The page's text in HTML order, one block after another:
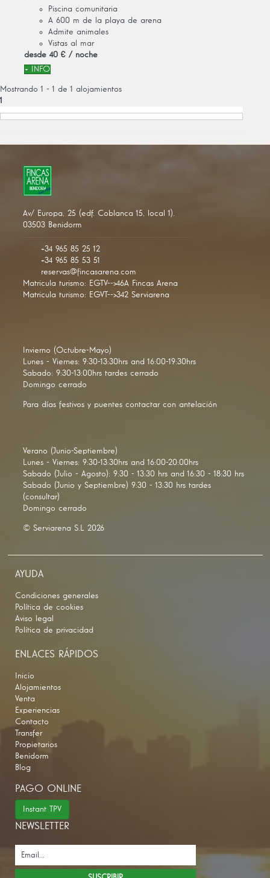
Piscina comunitaria
A 600 m de la playa de arena
Admite animales
Vistas al mar
desde 40 € / noche
+ INFO
Mostrando 1 - 1 de 1 alojamientos
1
Av/ Europa, 25 (edf. Coblanca 15, local 1).
03503 Benidorm
+34 965 85 25 12
+34 965 85 53 51
reservas@fincasarena.com
Matricula turismo: EGTV-->46A Fincas Arena
Matricula turismo: EGVT-->342 Serviarena
Invierno (Octubre-Mayo)
Lunes - Viernes: 9:30-13:30hrs and 16:00-19:30hrs
Sabado: 9:30-13:00hrs tardes cerrado
Domingo cerrado
Para días festivos y puentes contactar con antelación
Verano (Junio-Septiembre)
Lunes - Viernes: 9:30-13:30hrs and 16:00-20:00hrs
Sabado (Julio - Agosto): 9:30 - 13:30 hrs and 16:30 - 18:30 hrs
Sabado (Junio y Septiembre) 9:30 - 13:30 hrs tardes
(consultar)
Domingo cerrado
© Serviarena S.L 2026
AYUDA
Condiciones generales
Política de cookies
Aviso legal
Política de privacidad
ENLACES RÁPIDOS
Inicio
Alojamientos
Venta
Experiencias
Contacto
Transfer
Propietarios
Benidorm
Blog
PAGO ONLINE
Instant TPV
NEWSLETTER